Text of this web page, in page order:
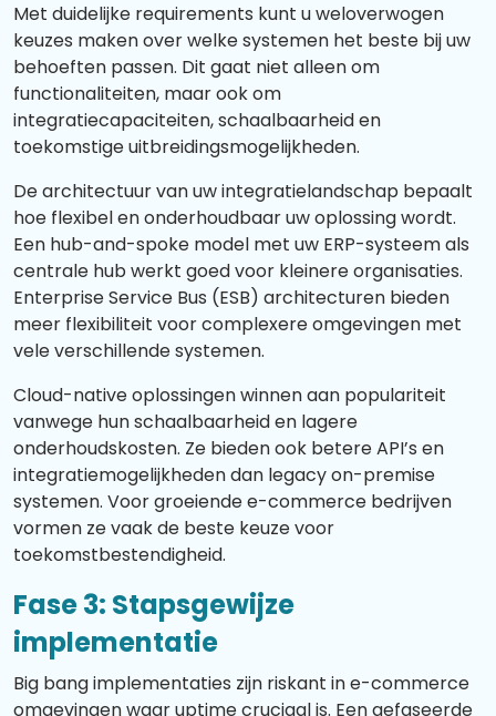
Met duidelijke requirements kunt u weloverwogen
keuzes maken over welke systemen het beste bij uw
behoeften passen. Dit gaat niet alleen om
functionaliteiten, maar ook om
integratiecapaciteiten, schaalbaarheid en
toekomstige uitbreidingsmogelijkheden.
De architectuur van uw integratielandschap bepaalt
hoe flexibel en onderhoudbaar uw oplossing wordt.
Een hub-and-spoke model met uw ERP-systeem als
centrale hub werkt goed voor kleinere organisaties.
Enterprise Service Bus (ESB) architecturen bieden
meer flexibiliteit voor complexere omgevingen met
vele verschillende systemen.
Cloud-native oplossingen winnen aan populariteit
vanwege hun schaalbaarheid en lagere
onderhoudskosten. Ze bieden ook betere API’s en
integratiemogelijkheden dan legacy on-premise
systemen. Voor groeiende e-commerce bedrijven
vormen ze vaak de beste keuze voor
toekomstbestendigheid.
Fase 3: Stapsgewijze
implementatie
Big bang implementaties zijn riskant in e-commerce
omgevingen waar uptime cruciaal is. Een gefaseerde